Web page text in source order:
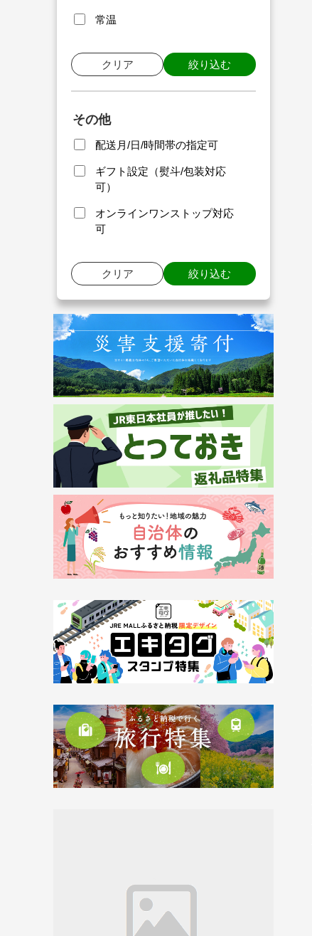
常温
クリア 絞り込む
その他
配送月/日/時間帯の指定可
ギフト設定（熨斗/包装対応
可）
オンラインワンストップ対応
可
クリア 絞り込む